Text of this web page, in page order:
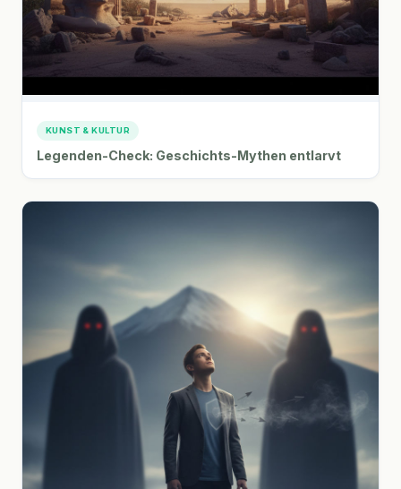
KUNST & KULTUR
Legenden-Check: Geschichts-Mythen entlarvt